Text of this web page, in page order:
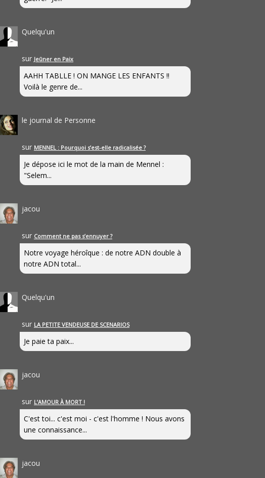
Quelqu'un
sur Jeûner en Paix
AAHH TABLLE ! ON MANGE LES ENFANTS !!
Voilà le genre de...
le journal de Personne
sur MENNEL : Pourquoi s’est-elle radicalisée ?
Je dépose ici le mot de la main de Mennel :
"Selem...
jacou
sur Comment ne pas s’ennuyer ?
Notre voyage héroîque : de notre ADN double à
notre ADN total...
Quelqu'un
sur LA PETITE VENDEUSE DE SCENARIOS
Je paie ta paix...
jacou
sur L’AMOUR À MORT !
C'est toi... c'est moi - c'est l'homme ! Nous avons
une connaissance...
jacou